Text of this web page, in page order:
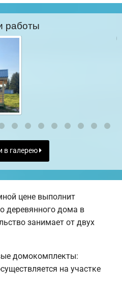
работы
в галерею
цене выполнит
деревянного дома в
занимает от двух
домокомплекты:
на участке